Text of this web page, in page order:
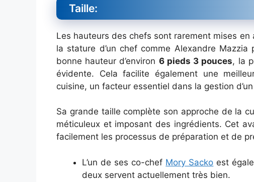
Taille:
Les hauteurs des chefs sont rarement mises
la stature d’un chef comme Alexandre
bonne hauteur d’environ 6 pieds 3 pouces, la
évidente. Cela facilite également une
cuisine, un facteur essentiel dans la gestion
Sa grande taille complète son approche de la
méticuleux et imposant des ingrédients. Cet
facilement les processus de préparation et de
L’un de ses co-chef Mory Sacko est
deux servent actuellement très bien.